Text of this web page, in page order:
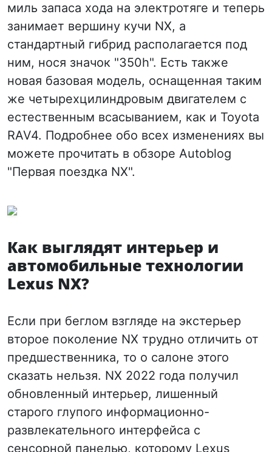
миль запаса хода на электротяге и теперь
занимает вершину кучи NX, а
стандартный гибрид располагается под
ним, нося значок "350h". Есть также
новая базовая модель, оснащенная таким
же четырехцилиндровым двигателем с
естественным всасыванием, как и Toyota
RAV4. Подробнее обо всех изменениях вы
можете прочитать в обзоре Autoblog
"Первая поездка NX".
Как выглядят интерьер и
автомобильные технологии
Lexus NX?
Если при беглом взгляде на экстерьер
второе поколение NX трудно отличить от
предшественника, то о салоне этого
сказать нельзя. NX 2022 года получил
обновленный интерьер, лишенный
старого глупого информационно-
развлекательного интерфейса с
сенсорной панелью, которому Lexus